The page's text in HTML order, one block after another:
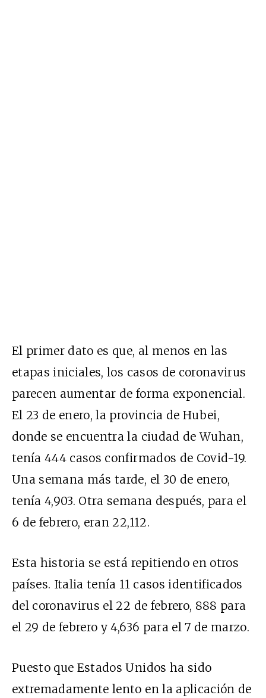
El primer dato es que, al menos en las
etapas iniciales, los casos de coronavirus
parecen aumentar de forma exponencial.
El 23 de enero, la provincia de Hubei,
donde se encuentra la ciudad de Wuhan,
tenía 444 casos confirmados de Covid-19.
Una semana más tarde, el 30 de enero,
tenía 4,903. Otra semana después, para el
6 de febrero, eran 22,112.
Esta historia se está repitiendo en otros
países. Italia tenía 11 casos identificados
del coronavirus el 22 de febrero, 888 para
el 29 de febrero y 4,636 para el 7 de marzo.
Puesto que Estados Unidos ha sido
extremadamente lento en la aplicación de